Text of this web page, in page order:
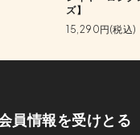
ズ】
15,290円(税込)
員情報を受けとる